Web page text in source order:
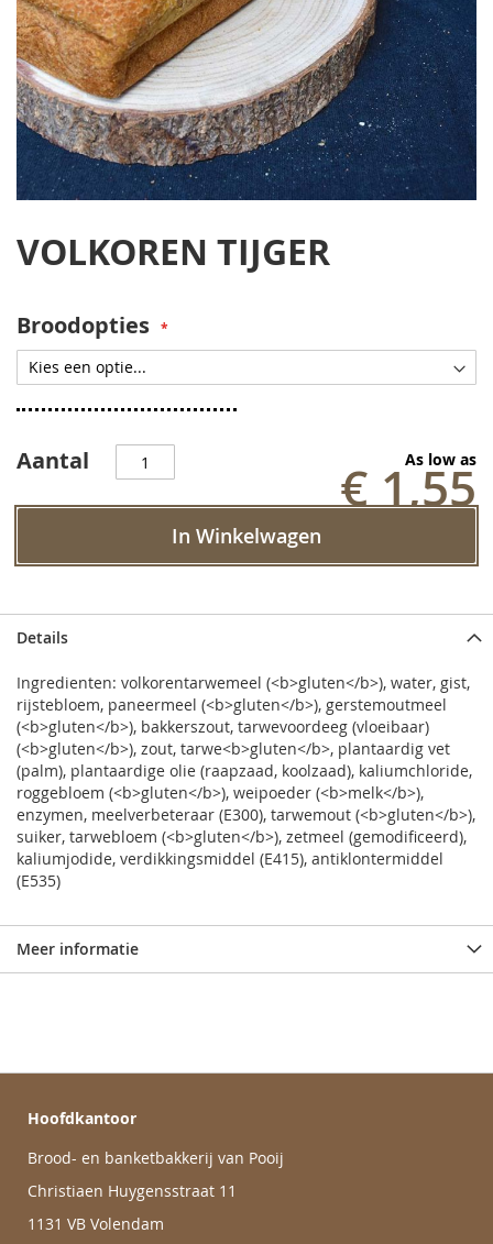
het
de
afbeeldingen-
gallerij
VOLKOREN TIJGER
Broodopties
Aantal As low as
€ 1,55
In Winkelwagen
Details
Ingredienten: volkorentarwemeel (<b>gluten</b>), water, gist,
rijstebloem, paneermeel (<b>gluten</b>), gerstemoutmeel
(<b>gluten</b>), bakkerszout, tarwevoordeeg (vloeibaar)
(<b>gluten</b>), zout, tarwe<b>gluten</b>, plantaardig vet
(palm), plantaardige olie (raapzaad, koolzaad), kaliumchloride,
roggebloem (<b>gluten</b>), weipoeder (<b>melk</b>),
enzymen, meelverbeteraar (E300), tarwemout (<b>gluten</b>),
suiker, tarwebloem (<b>gluten</b>), zetmeel (gemodificeerd),
kaliumjodide, verdikkingsmiddel (E415), antiklontermiddel
(E535)
Meer informatie
Hoofdkantoor
Brood- en banketbakkerij van Pooij
Christiaen Huygensstraat 11
1131 VB Volendam